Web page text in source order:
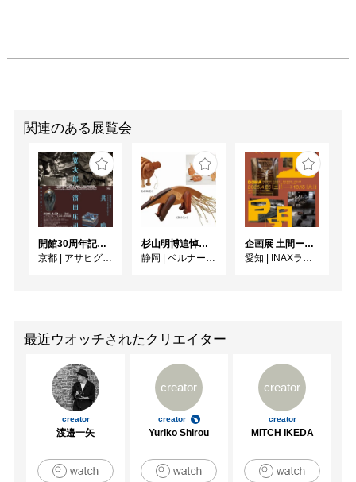
関連のある展覧会
開館30周年記念 山本爲三郎・河井寬次郎没後60年記念 「共鳴 河井寬次郎 × 濱田庄司 ー山本爲三郎コレクションより」
京都 | アサヒグループ大山崎山荘美術館
杉山明博追悼展 木とわたし―木工の妙技と美術教育
静岡 | ベルナール・ビュフェ美術館
企画展 土間ーつくって、つかって、再発見ー
愛知 | INAXライブミュージアム
最近ウオッチされたクリエイター
creator
渡邉一矢
creator
creator
Yuriko Shirou
creator
creator
MITCH IKEDA